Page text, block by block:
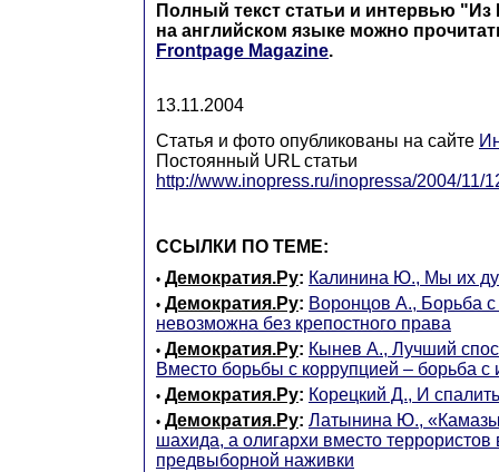
Полный текст статьи и интервью
на английском языке можно
Frontpage Magazine.
13.11.2004
Статья и фото опубликованы на сайте
Постоянный URL статьи
http://www.inopress.ru/inopressa/2004/11/
ССЫЛКИ ПО ТЕМЕ:
• Демократия.Ру: Калинина Ю., Мы их
• Демократия.Ру: Воронцов А., Борьба
невозможна без крепостного права
• Демократия.Ру: Кынев А., Лучший
Вместо борьбы с коррупцией – борьба с
• Демократия.Ру: Корецкий Д., И
• Демократия.Ру: Латынина Ю.,
шахида, а олигархи вместо террористов
предвыборной наживки